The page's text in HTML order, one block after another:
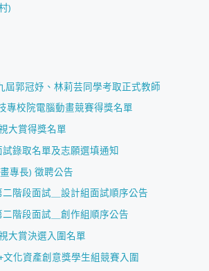
)
屆郭冠妤、林莉芸同學考取正式教師
專校院電腦動畫競賽得獎名單
大賞得獎名單
錄取名單及志願選填通知
專長) 徵聘公告
階段面試＿設計組面試順序公告
階段面試＿創作組順序公告
大賞決選入圍名單
文化資產創意獎學生組競賽入圍